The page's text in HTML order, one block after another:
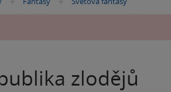
» »
zlodějů